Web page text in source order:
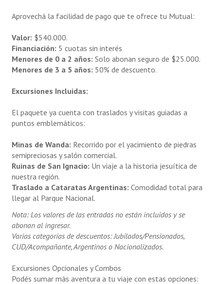
TURISMO
Hoteles
Cabañas
Inscripción on-line
Tarifas
COMPRAS
BOLETAS
Aprovechá la facilidad de pago que te ofrece tu Mutual:
Valor: $540.000.
Financiación: 5 cuotas sin interés
Menores de 0 a 2 años: Solo abonan seguro de $25.000.
Menores de 3 a 5 años: 50% de descuento.
Excursiones Incluidas:
El paquete ya cuenta con traslados y visitas guiadas a
puntos emblemáticos:
Minas de Wanda: Recorrido por el yacimiento de piedras
semipreciosas y salón comercial.
Ruinas de San Ignacio: Un viaje a la historia jesuítica de
nuestra región.
Traslado a Cataratas Argentinas: Comodidad total para
llegar al Parque Nacional.
Nota: Los valores de las entradas no están incluidos y se
abonan al ingresar.
Varias categorías de descuentos: Jubilados/Pensionados,
CUD/Acompañante, Argentinos o Nacionalizados.
Excursiones Opcionales y Combos
Podés sumar más aventura a tu viaje con estas opciones: